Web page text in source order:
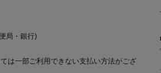
局・銀行)
は一部ご利用できない支払い方法がござ